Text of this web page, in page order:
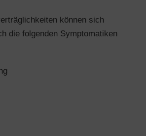
können sich
die folgenden Symptomatiken